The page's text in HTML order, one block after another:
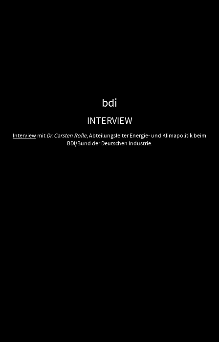
bdi
INTERVIEW
InterviewmitDr. Carsten Rolle, Abteilungsleiter Energie- und Klimapolitik beim
BDI/Bund der Deutschen Industrie.